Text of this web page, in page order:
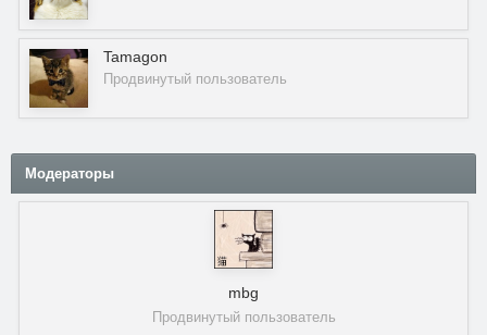
Tamagon
Продвинутый пользователь
Модераторы
mbg
Продвинутый пользователь